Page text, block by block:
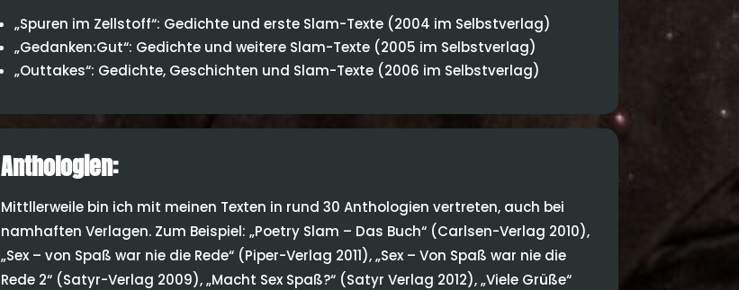
„Spuren im Zellstoff“: Gedichte und erste Slam-Texte (2004 im Selbstverlag)
„Gedanken:Gut“: Gedichte und weitere Slam-Texte (2005 im Selbstverlag)
„Outtakes“: Gedichte, Geschichten und Slam-Texte (2006 im Selbstverlag)
Anthologien:
Mittllerweile bin ich mit meinen Texten in rund 30 Anthologien vertreten, auch bei
namhaften Verlagen. Zum Beispiel: „Poetry Slam – Das Buch“ (Carlsen-Verlag 2010),
„Sex – von Spaß war nie die Rede“ (Piper-Verlag 2011), „Sex – Von Spaß war nie die
Rede 2“ (Satyr-Verlag 2009), „Macht Sex Spaß?“ (Satyr Verlag 2012), „Viele Grüße“